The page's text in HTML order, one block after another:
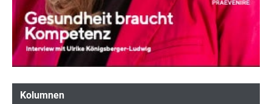
Kolumnen